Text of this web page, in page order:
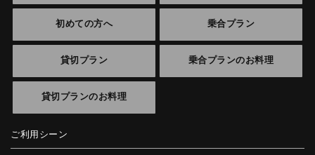
初めての方へ 乗合プラン
貸切プラン 乗合プランのお料理
貸切プランのお料理
ご利用シーン